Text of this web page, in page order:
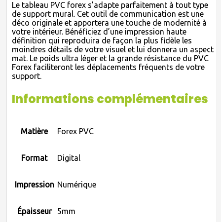
Le tableau PVC forex s’adapte parfaitement à tout type
de support mural. Cet outil de communication est une
déco originale et apportera une touche de modernité à
votre intérieur. Bénéficiez d’une impression haute
définition qui reproduira de façon la plus fidèle les
moindres détails de votre visuel et lui donnera un aspect
mat. Le poids ultra léger et la grande résistance du PVC
Forex faciliteront les déplacements fréquents de votre
support.
Informations complémentaires
Matière Forex PVC
Format Digital
Impression Numérique
Épaisseur 5mm